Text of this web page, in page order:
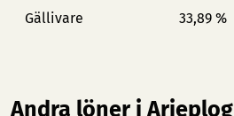
Gällivare 33,89 %
Andra löner i Arjeplog